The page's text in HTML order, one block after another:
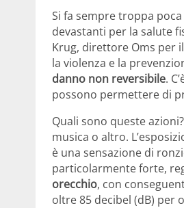
Si fa sempre troppa
devastanti per la salute
Krug, direttore Oms per
la violenza e la
danno non reversibile.
possono permettere di
Quali sono queste
musica o altro.
è una sensazione di
particolarmente forte,
orecchio, con
oltre 85 decibel (dB) per